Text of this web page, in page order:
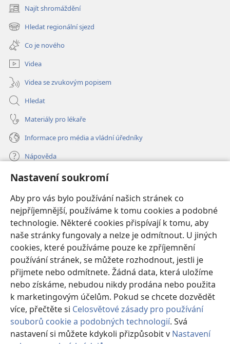
Nastavení soukromí
Aby pro vás bylo používání našich stránek co
nejpříjemnější, používáme k tomu cookies a podobné
technologie. Některé cookies přispívají k tomu, aby
naše stránky fungovaly a nelze je odmítnout. U jiných
cookies, které používáme pouze ke zpříjemnění
používání stránek, se můžete rozhodnout, jestli je
přijmete nebo odmítnete. Žádná data, která uložíme
nebo získáme, nebudou nikdy prodána nebo použita
k marketingovým účelům. Pokud se chcete dozvědět
více, přečtěte si Celosvětové zásady pro používání
souborů cookie a podobných technologií. Svá
nastavení si můžete kdykoli přizpůsobit v Nastavení
Najít shromáždění
(otevřeno
nové
okno)
Hledat regionální sjezd
(otevřeno
nové
okno)
Co je nového
Videa
Videa se zvukovým popisem
Hledat
Materiály pro lékaře
Informace pro média a vládní úředníky
Nápověda
Dary
nové
okno) ONLINE KNIHOVNA Strážné věže
(otevřeno
nové
okno)JW Hub®
(otevřeno
nové
okno)JW Library
Watchtower Library
Copyright© 2026 Watch Tower Bible and Tract Society of Pennsylvania.